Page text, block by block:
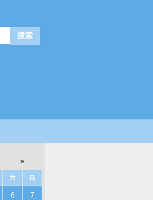
»
六 日
6 7